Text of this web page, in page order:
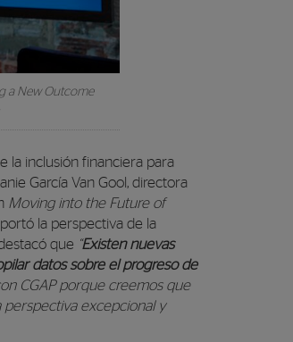
a New Outcome
la inclusión financiera para
García Van Gool, directora
Moving into the Future of
la perspectiva de la
destacó que “Existen nuevas
datos sobre el progreso de
CGAP porque creemos que
perspectiva excepcional y